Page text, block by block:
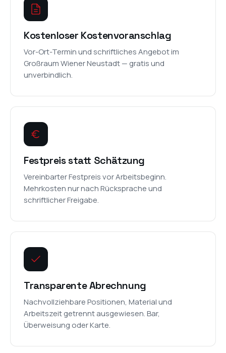
Kostenloser Kostenvoranschlag
Vor-Ort-Termin und schriftliches Angebot im
Großraum Wiener Neustadt — gratis und
unverbindlich.
Festpreis statt Schätzung
Vereinbarter Festpreis vor Arbeitsbeginn.
Mehrkosten nur nach Rücksprache und
schriftlicher Freigabe.
Transparente Abrechnung
Nachvollziehbare Positionen, Material und
Arbeitszeit getrennt ausgewiesen. Bar,
Überweisung oder Karte.